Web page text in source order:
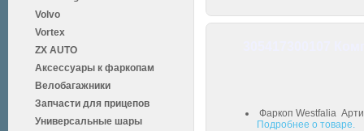
Volvo
Vortex
ZX AUTO
Аксессуары к фаркопам
Велобагажники
Запчасти для прицепов
Универсальные шары
Фаркоп Westfalia
Подробнее о товаре.